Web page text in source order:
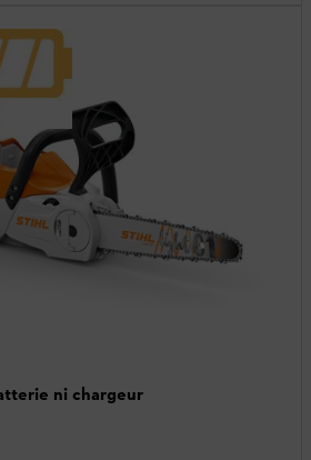
ni chargeur